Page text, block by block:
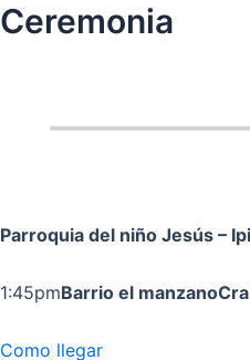
Ceremonia
Parroquia del niño Jesús –
1:45pmBarrio el manzano
Como llegar